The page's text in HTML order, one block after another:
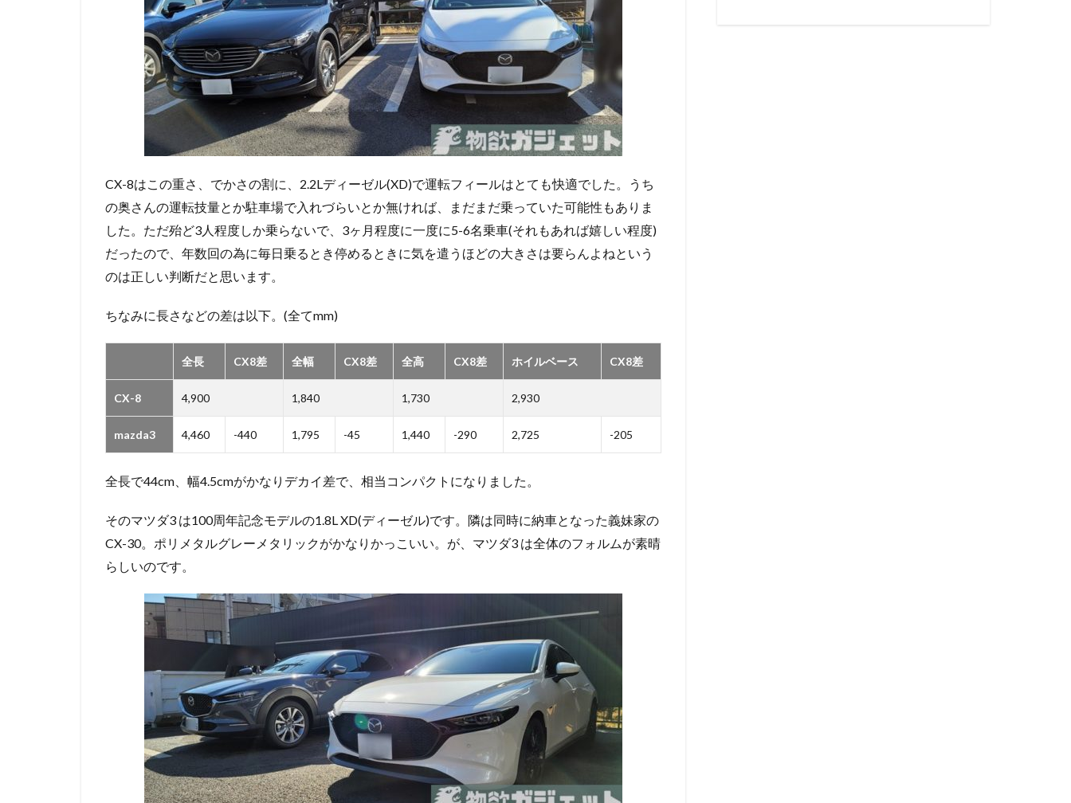
CX-8はこの重さ、でかさの割に、2.2Lディーゼル(XD)で運転フィールはとても快適でした。うち
の奥さんの運転技量とか駐車場で入れづらいとか無ければ、まだまだ乗っていた可能性もありま
した。ただ殆ど3人程度しか乗らないで、3ヶ月程度に一度に5-6名乗車(それもあれば嬉しい程度)
だったので、年数回の為に毎日乗るとき停めるときに気を遣うほどの大きさは要らんよねという
のは正しい判断だと思います。
ちなみに長さなどの差は以下。(全てmm)
全長 CX8差 全幅 CX8差 全高 CX8差 ホイルベース CX8差
CX-8 4,900 1,840 1,730 2,930
mazda3 4,460 -440 1,795 -45 1,440 -290 2,725 -205
全長で44cm、幅4.5cmがかなりデカイ差で、相当コンパクトになりました。
そのマツダ3 は100周年記念モデルの1.8L XD(ディーゼル)です。隣は同時に納車となった義妹家の
CX-30。ポリメタルグレーメタリックがかなりかっこいい。が、マツダ3 は全体のフォルムが素晴
らしいのです。